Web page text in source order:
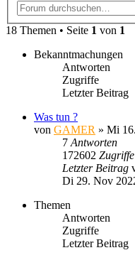
18 Themen • Seite 1 von 1
Bekanntmachungen
Antworten
Zugriffe
Letzter Beitrag
Was tun ?
von GAMER » Mi
7 Antworten
172602 Zugriffe
Letzter Beitrag
Di 29. Nov
Themen
Antworten
Zugriffe
Letzter Beitrag